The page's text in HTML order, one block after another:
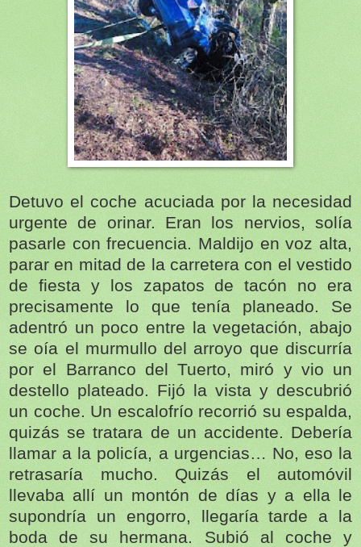
Detuvo el coche acuciada por la necesidad
urgente de orinar. Eran los nervios, solía
pasarle con frecuencia. Maldijo en voz alta,
parar en mitad de la carretera con el vestido
de fiesta y los zapatos de tacón no era
precisamente lo que tenía planeado. Se
adentró un poco entre la vegetación, abajo
se oía el murmullo del arroyo que discurría
por el Barranco del Tuerto, miró y vio un
destello plateado. Fijó la vista y descubrió
un coche. Un escalofrío recorrió su espalda,
quizás se tratara de un accidente. Debería
llamar a la policía, a urgencias… No, eso la
retrasaría mucho. Quizás el automóvil
llevaba allí un montón de días y a ella le
supondría un engorro, llegaría tarde a la
boda de su hermana. Subió al coche y